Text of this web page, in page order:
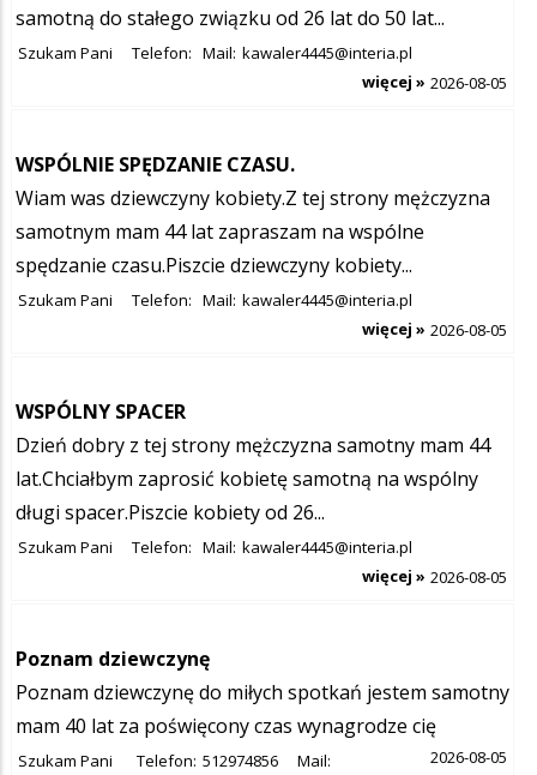
samotną do stałego związku od 26 lat do 50 lat...
Szukam Pani Telefon: Mail: kawaler4445@interia.pl
2026-08-05
więcej »
WSPÓLNIE SPĘDZANIE CZASU.
Wiam was dziewczyny kobiety.Z tej strony mężczyzna
samotnym mam 44 lat zapraszam na wspólne
spędzanie czasu.Piszcie dziewczyny kobiety...
Szukam Pani Telefon: Mail: kawaler4445@interia.pl
2026-08-05
więcej »
WSPÓLNY SPACER
Dzień dobry z tej strony mężczyzna samotny mam 44
lat.Chciałbym zaprosić kobietę samotną na wspólny
długi spacer.Piszcie kobiety od 26...
Szukam Pani Telefon: Mail: kawaler4445@interia.pl
2026-08-05
więcej »
Poznam dziewczynę
Poznam dziewczynę do miłych spotkań jestem samotny
mam 40 lat za poświęcony czas wynagrodze cię
Szukam Pani Telefon: 512974856 Mail:
2026-08-05